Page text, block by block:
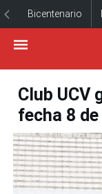
Bicentenario
Club UCV
fecha 8 de